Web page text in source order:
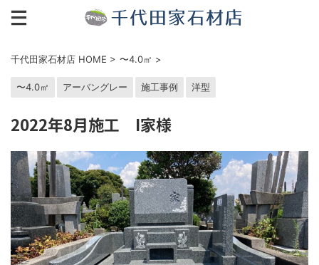
千代田家石材店 HOME > 〜4.0㎡ >
〜4.0㎡ アーバングレー 施工事例 洋型
2022年8月施工 I家様